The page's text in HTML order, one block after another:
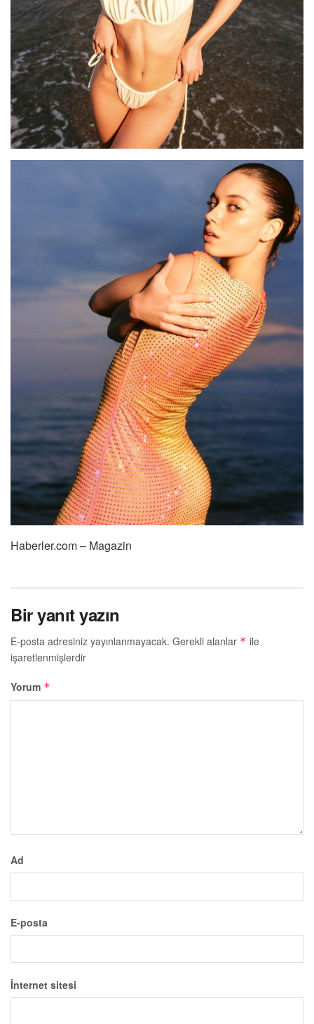
Haberler.com – Magazin
Bir yanıt yazın
E-posta adresiniz yayınlanmayacak. Gerekli alanlar * ile
işaretlenmişlerdir
Yorum *
Ad
E-posta
İnternet sitesi